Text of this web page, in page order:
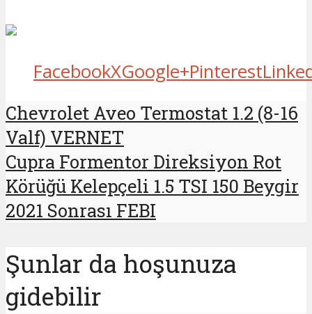
FacebookXGoogle+Pinterest
Chevrolet Aveo Termostat 1.2 (8-16
Valf) VERNET
Cupra Formentor Direksiyon Rot
Körüğü Kelepçeli 1.5 TSI 150 Beygir
2021 Sonrası FEBI
Şunlar da hoşunuza
gidebilir